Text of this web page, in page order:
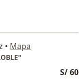
• Mapa
S/ 60